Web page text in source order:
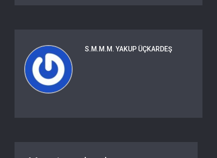
S.M.M.M. YAKUP ÜÇKARDEŞ